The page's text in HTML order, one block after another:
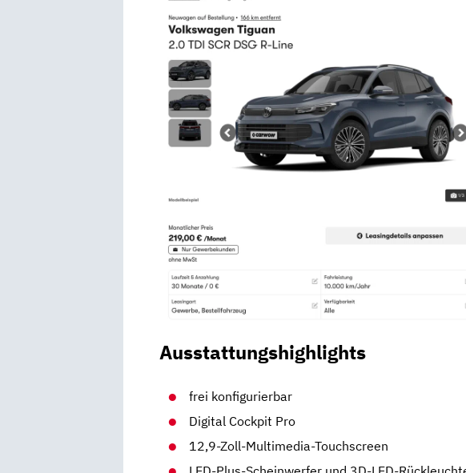
Ausstattungshighlights
frei konfigurierbar
Digital Cockpit Pro
12,9-Zoll-Multimedia-Touchscreen